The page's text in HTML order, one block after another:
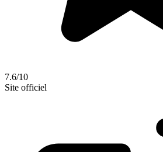
7.6/10
Site officiel